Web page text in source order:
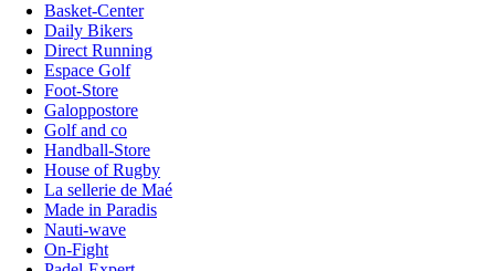
Basket-Center
Daily Bikers
Direct Running
Espace Golf
Foot-Store
Galoppostore
Golf and co
Handball-Store
House of Rugby
La sellerie de Maé
Made in Paradis
Nauti-wave
On-Fight